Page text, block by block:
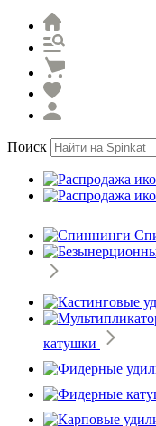
Поиск
катушки